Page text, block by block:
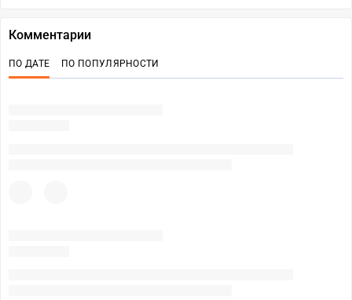
Комментарии
ПО ДАТЕ ПО ПОПУЛЯРНОСТИ